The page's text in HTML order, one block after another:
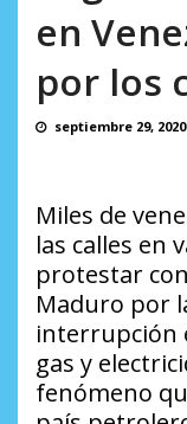
en
por los
septiembre 29, 2020
Miles de
las calles en
protestar
Maduro por
interrupción
gas y
fenómeno